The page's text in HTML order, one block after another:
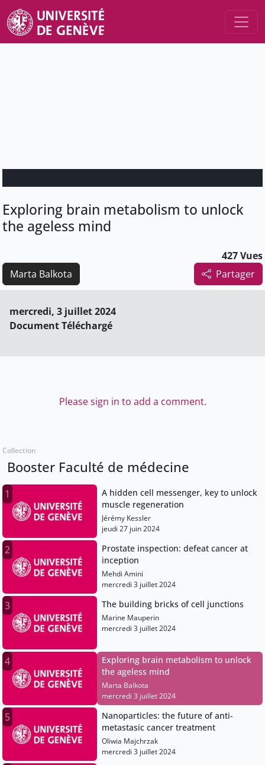
Exploring brain metabolism to unlock
the ageless mind
427 Vues
Partager
Marta Balkota
mercredi, 3 juillet 2024
Document Téléchargé
Please sign in to add a comment.
Collection
Booster Faculté de médecine
1
A hidden cell messenger, key to unlock
muscle regeneration
Jérémy Kessler
jeudi 27 juin 2024
2
Prostate inspection: defeat cancer at
inception
Mehdi Amini
mercredi 3 juillet 2024
3 The building bricks of cell junctions
Marine Mauperin
mercredi 3 juillet 2024
4
Exploring brain metabolism to unlock
the ageless mind
Marta Balkota
mercredi 3 juillet 2024
5
Nanoparticles: the future of anti-
metastasic cancer treatment
Oliwia Majchrzak
mercredi 3 juillet 2024